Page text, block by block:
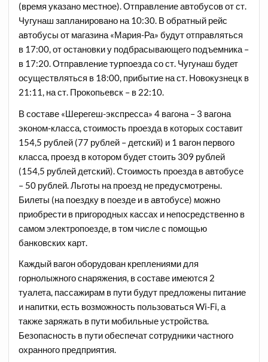
(время указано местное). Отправление автобусов от ст.
Чугунаш запланировано на 10:30. В обратный рейс
автобусы от магазина «Мария-Ра» будут отправляться
в 17:00, от остановки у подбрасывающего подъемника –
в 17:20. Отправление турпоезда со ст. Чугунаш будет
осуществляться в 18:00, прибытие на ст. Новокузнецк в
21:11, на ст. Прокопьевск – в 22:10.
В составе «Шерегеш-экспресса» 4 вагона – 3 вагона
эконом-класса, стоимость проезда в которых составит
154,5 рублей (77 рублей – детский) и 1 вагон первого
класса, проезд в котором будет стоить 309 рублей
(154,5 рублей детский). Стоимость проезда в автобусе
– 50 рублей. Льготы на проезд не предусмотрены.
Билеты (на поездку в поезде и в автобусе) можно
приобрести в пригородных кассах и непосредственно в
самом электропоезде, в том числе с помощью
банковских карт.
Каждый вагон оборудован креплениями для
горнолыжного снаряжения, в составе имеются 2
туалета, пассажирам в пути будут предложены питание
и напитки, есть возможность пользоваться Wi-Fi, а
также заряжать в пути мобильные устройства.
Безопасность в пути обеспечат сотрудники частного
охранного предприятия.